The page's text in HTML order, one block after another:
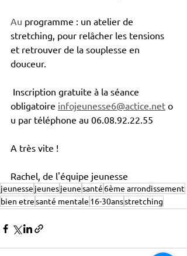
Au programme : un atelier de
stretching, pour relâcher les tensions
et retrouver de la souplesse en
douceur.
Inscription gratuite à la séance
obligatoire infojeunesse6@actice.net o
u par téléphone au 06.08.92.22.55
A très vite !
Rachel, de l'équipe jeunesse
jeunesse jeunesjeunesanté 6ème arrondissement
bien etresanté mentale 16-30ansstretching